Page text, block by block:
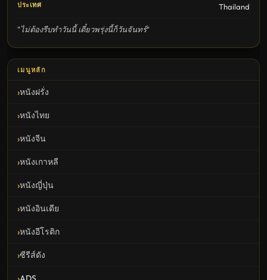
ประเทศ Thailand
"ไม่ต้องรีบทำวันนี้ เดี๋ยวพรุ่งนี้ก็วันจันทร์"
เมนูหลัก
หนังฝรั่ง
หนังไทย
หนังจีน
หนังเกาหลี
หนังญี่ปุ่น
หนังอินเดีย
หนังอีโรติก
ซีรีส์ดัง